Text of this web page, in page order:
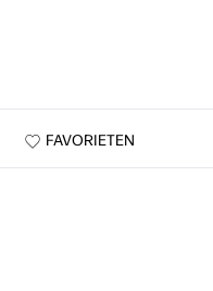
FAVORIETEN